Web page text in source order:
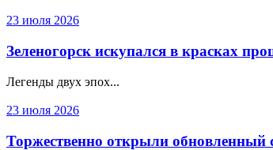
23 июля 2026
Зеленогорск искупался в красках
Легенды двух эпох...
23 июля 2026
Торжественно открыли обновленный